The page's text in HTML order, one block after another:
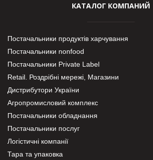
КАТАЛОГ КОМПАНИЙ
Постачальники продуктів харчування
Постачальники nonfood
Постачальники Private Label
Retail. Роздрібні мережі, Магазини
Дистрибутори України
Агропромисловий комплекс
Постачальники обладнання
Постачальники послуг
Логістичні компанії
Тара та упаковка